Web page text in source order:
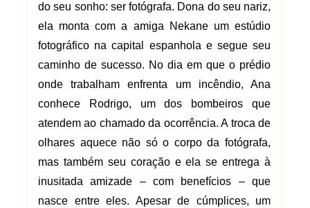
do seu sonho: ser fotógrafa. Dona do seu nariz,
ela monta com a amiga Nekane um estúdio
fotográfico na capital espanhola e segue seu
caminho de sucesso. No dia em que o prédio
onde trabalham enfrenta um incêndio, Ana
conhece Rodrigo, um dos bombeiros que
atendem ao chamado da ocorrência. A troca de
olhares aquece não só o corpo da fotógrafa,
mas também seu coração e ela se entrega à
inusitada amizade – com benefícios – que
nasce entre eles. Apesar de cúmplices, um